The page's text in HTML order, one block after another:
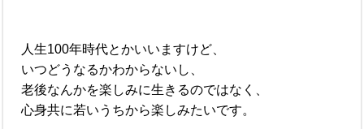
人生100年時代とかいいますけど、
いつどうなるかわからないし、
老後なんかを楽しみに生きるのではなく、
心身共に若いうちから楽しみたいです。